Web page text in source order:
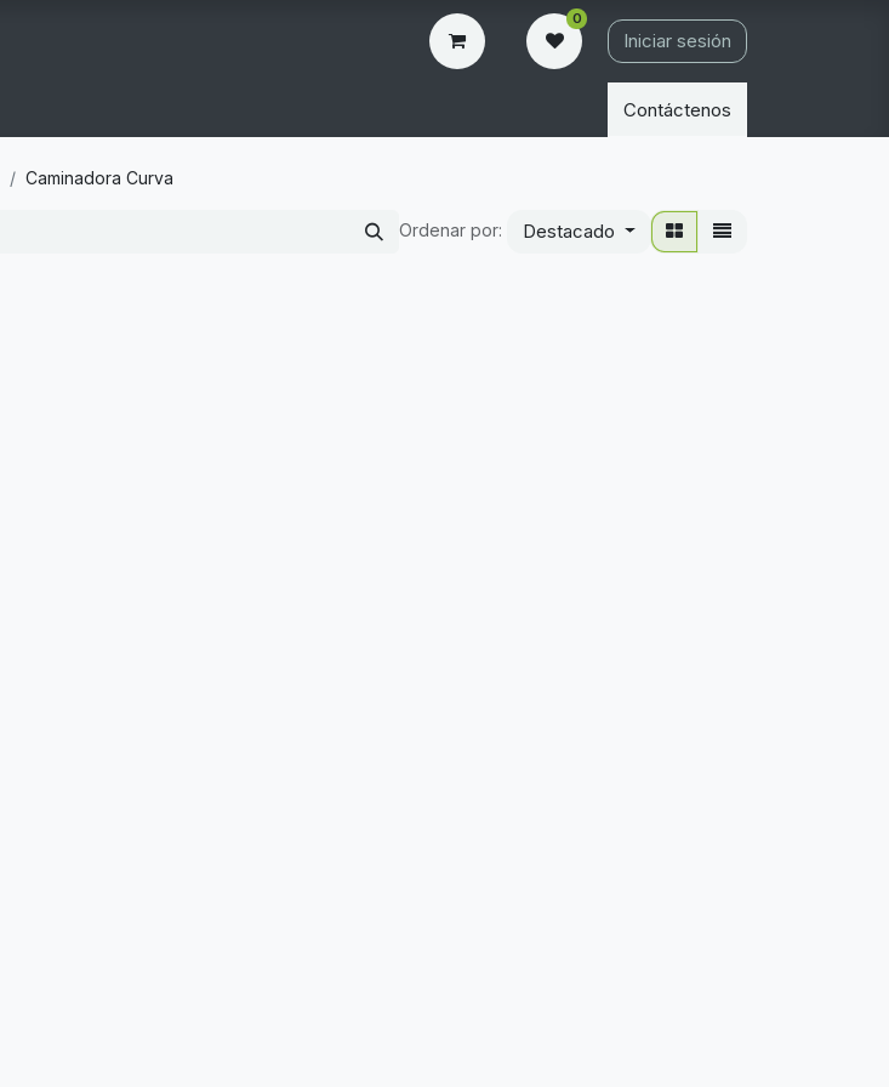
0
Iniciar sesión
Contáctenos
Caminadora Curva
Ordenar por: Destacado